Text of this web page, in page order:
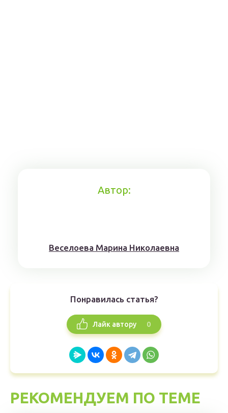
Автор:
Веселоева Марина Николаевна
Понравилась статья?
Лайк автору 0
РЕКОМЕНДУЕМ ПО ТЕМЕ